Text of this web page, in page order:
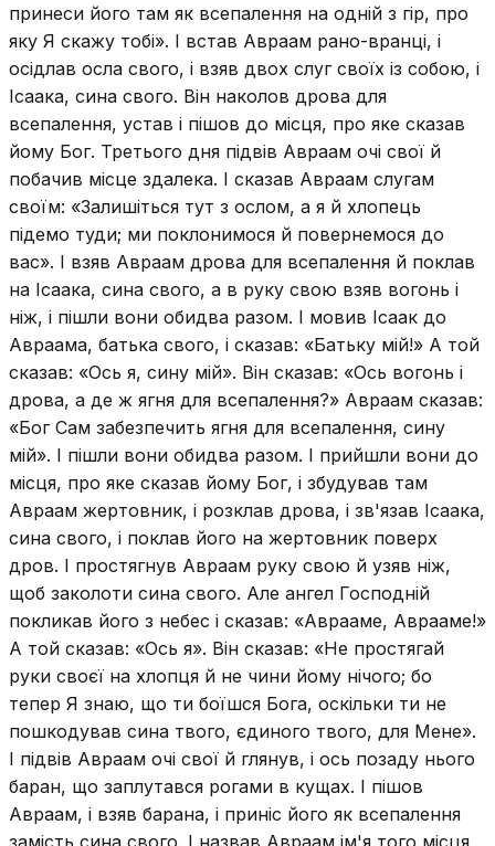
принеси його там як всепалення на одній з гір, про
яку Я скажу тобі». І встав Авраам рано-вранці, і
осідлав осла свого, і взяв двох слуг своїх із собою, і
Ісаака, сина свого. Він наколов дрова для
всепалення, устав і пішов до місця, про яке сказав
йому Бог. Третього дня підвів Авраам очі свої й
побачив місце здалека. І сказав Авраам слугам
своїм: «Залишіться тут з ослом, а я й хлопець
підемо туди; ми поклонимося й повернемося до
вас». І взяв Авраам дрова для всепалення й поклав
на Ісаака, сина свого, а в руку свою взяв вогонь і
ніж, і пішли вони обидва разом. І мовив Ісаак до
Авраама, батька свого, і сказав: «Батьку мій!» А той
сказав: «Ось я, сину мій». Він сказав: «Ось вогонь і
дрова, а де ж ягня для всепалення?» Авраам сказав:
«Бог Сам забезпечить ягня для всепалення, сину
мій». І пішли вони обидва разом. І прийшли вони до
місця, про яке сказав йому Бог, і збудував там
Авраам жертовник, і розклав дрова, і зв'язав Ісаака,
сина свого, і поклав його на жертовник поверх
дров. І простягнув Авраам руку свою й узяв ніж,
щоб заколоти сина свого. Але ангел Господній
покликав його з небес і сказав: «Аврааме, Аврааме!»
А той сказав: «Ось я». Він сказав: «Не простягай
руки своєї на хлопця й не чини йому нічого; бо
тепер Я знаю, що ти боїшся Бога, оскільки ти не
пошкодував сина твого, єдиного твого, для Мене».
І підвів Авраам очі свої й глянув, і ось позаду нього
баран, що заплутався рогами в кущах. І пішов
Авраам, і взяв барана, і приніс його як всепалення
замість сина свого. І назвав Авраам ім'я того місця